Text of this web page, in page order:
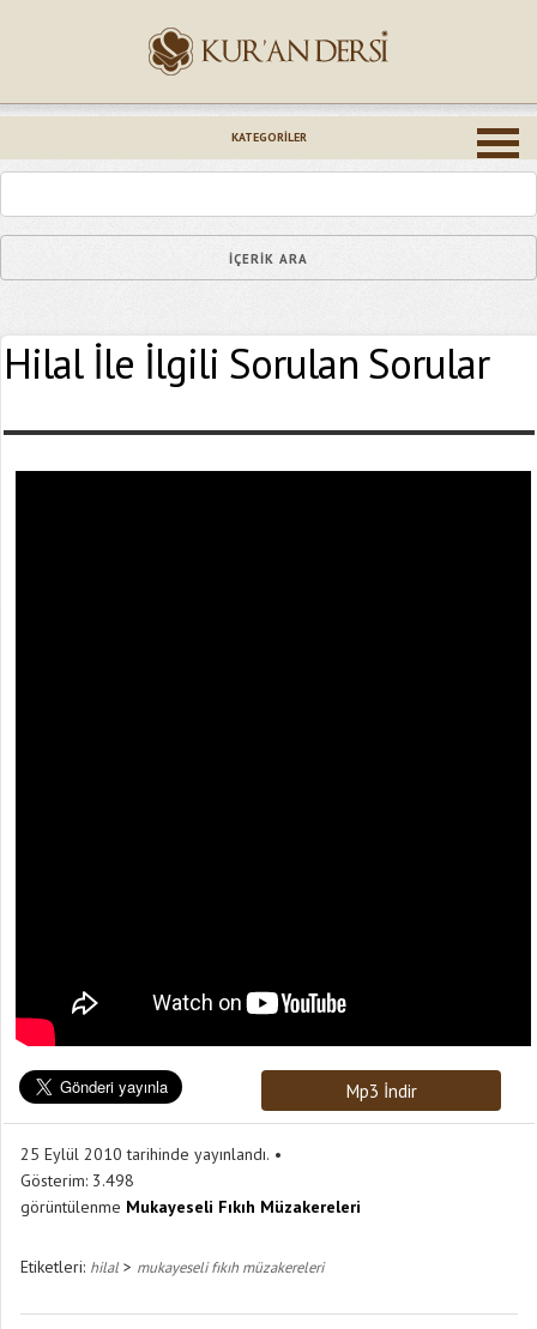
KATEGORILER
Hilal İle İlgili Sorulan Sorular
Mp3 İndir
25 Eylül 2010 tarihinde yayınlandı.
Gösterim: 3.498
görüntülenme Mukayeseli Fıkıh Müzakereleri
Etiketleri: hilal> mukayeseli fıkıh müzakereleri
Epostanız (*)
Yaşadığınız Hatanın Ayrıntıları